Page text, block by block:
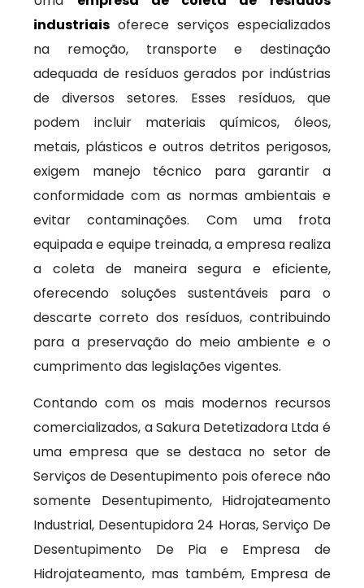
industriais oferece serviços especializados
na remoção, transporte e destinação
adequada de resíduos gerados por indústrias
de diversos setores. Esses resíduos, que
podem incluir materiais químicos, óleos,
metais, plásticos e outros detritos perigosos,
exigem manejo técnico para garantir a
conformidade com as normas ambientais e
evitar contaminações. Com uma frota
equipada e equipe treinada, a empresa realiza
a coleta de maneira segura e eficiente,
oferecendo soluções sustentáveis para o
descarte correto dos resíduos, contribuindo
para a preservação do meio ambiente e o
cumprimento das legislações vigentes.
Contando com os mais modernos recursos
comercializados, a Sakura Detetizadora Ltda é
uma empresa que se destaca no setor de
Serviços de Desentupimento pois oferece não
somente Desentupimento, Hidrojateamento
Industrial, Desentupidora 24 Horas, Serviço De
Desentupimento De Pia e Empresa de
Hidrojateamento, mas também, Empresa de